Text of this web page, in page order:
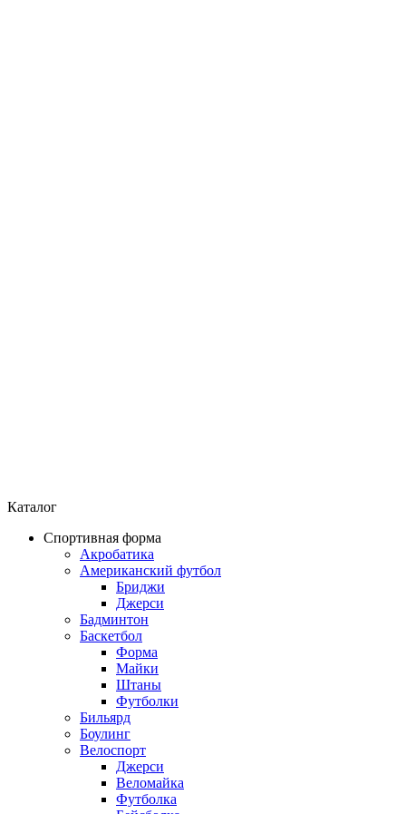
Каталог
Спортивная форма
Акробатика
Американский футбол
Бриджи
Джерси
Бадминтон
Баскетбол
Форма
Майки
Штаны
Футболки
Бильярд
Боулинг
Велоспорт
Джерси
Веломайка
Футболка